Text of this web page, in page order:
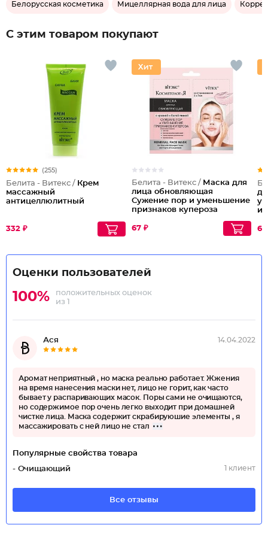
Белорусская косметика Мицеллярная вода для лица
С этим товаром покупают
(255)
Белита - Витекс / Крем
массажный
антицеллюлитный
332 ₽
Белита - Витекс / Маска для
лица обновляющая
Сужение пор и уменьшение
признаков купероза
67 ₽ 66
Оценки пользователей
100%
положительных оценок
из 1
Ася 14.04.2022
Аромат неприятный , но маска реально работает. Жжения
на время нанесения маски нет, лицо не горит, как часто
бывает у распаривающих масок. Поры сами не очищаются,
но содержимое пор очень легко выходит при домашней
чистке лица. Маска содержит скрабируюшие элементы , я
массажировать с ней лицо не стал
Популярные свойства товара
- Очищающий
1 клиент
Все отзывы